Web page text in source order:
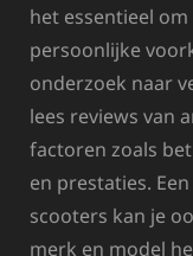
het essentieel
persoonlijke
onderzoek naar
lees reviews van
factoren zoals
en prestaties.
scooters kan je
merk en model